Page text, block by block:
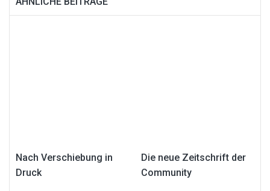
Nach Verschiebung in
Druck
Die neue Zeitschrift der
Community